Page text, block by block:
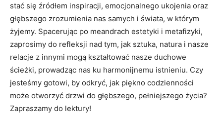
stać się źródłem inspiracji, emocjonalnego ukojenia oraz
głębszego zrozumienia nas samych i świata, w którym
żyjemy. Spacerując po meandrach estetyki i metafizyki,
zaprosimy do refleksji nad tym, jak sztuka, natura i nasze
relacje z innymi mogą kształtować nasze duchowe
ścieżki, prowadząc nas ku harmonijnemu istnieniu. Czy
jesteśmy gotowi, by odkryć, jak piękno codzienności
może otworzyć drzwi do głębszego, pełniejszego życia?
Zapraszamy do lektury!